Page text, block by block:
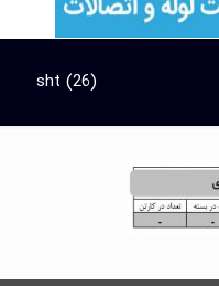
sht (26)